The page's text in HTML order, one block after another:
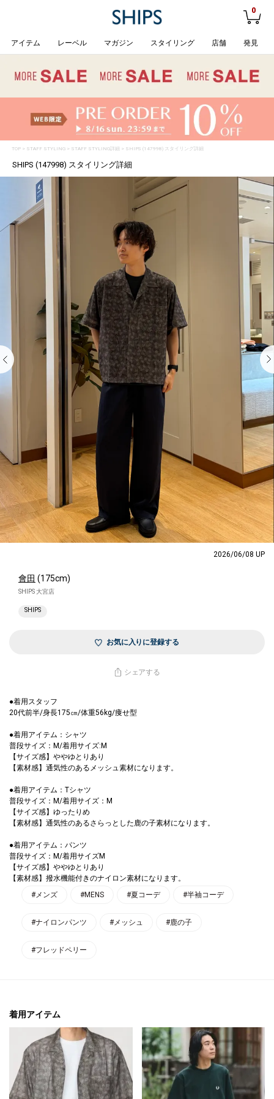
0
アイテム レーベル マガジン スタイリング 店舗 発見
TOP> STAFF STYLING> STAFF STYLING詳細 > SHIPS (147998) スタイリング詳細
SHIPS (147998) スタイリング詳細
2026/06/08 UP
會田 (175cm)
SHIPS 大宮店
SHIPS
お気に入りに登録する
シェアする
●着用スタッフ
20代前半/身長175㎝/体重56kg/痩せ型
●着用アイテム：シャツ
普段サイズ：M/着用サイズ:M
【サイズ感】ややゆとりあり
【素材感】通気性のあるメッシュ素材になります。
●着用アイテム：Tシャツ
普段サイズ：M/着用サイズ：M
【サイズ感】ゆったりめ
【素材感】通気性のあるさらっとした鹿の子素材になります。
●着用アイテム：パンツ
普段サイズ：M/着用サイズM
【サイズ感】ややゆとりあり
【素材感】撥水機能付きのナイロン素材になります。
#メンズ
#MENS #夏コーデ #半袖コーデ
#ナイロンパンツ #メッシュ #鹿の子
#フレッドペリー
着用アイテム